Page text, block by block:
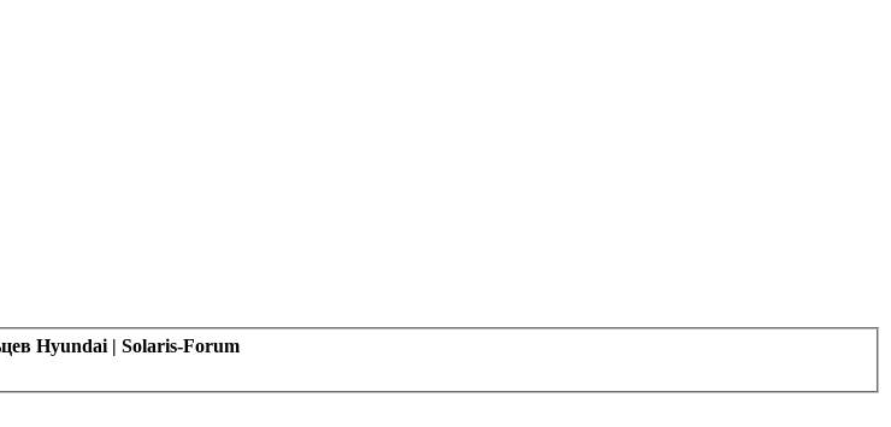
Hyundai | Solaris-Forum